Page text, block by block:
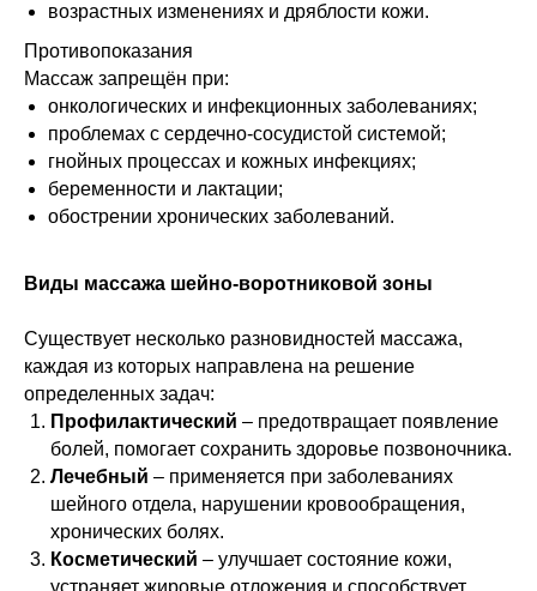
возрастных изменениях и дряблости кожи.
Противопоказания
Массаж запрещён при:
онкологических и инфекционных заболеваниях;
проблемах с сердечно-сосудистой системой;
гнойных процессах и кожных инфекциях;
беременности и лактации;
обострении хронических заболеваний.
Виды массажа шейно-воротниковой зоны
Существует несколько разновидностей массажа,
каждая из которых направлена на решение
определенных задач:
Профилактический – предотвращает появление
болей, помогает сохранить здоровье позвоночника.
Лечебный – применяется при заболеваниях
шейного отдела, нарушении кровообращения,
хронических болях.
Косметический – улучшает состояние кожи,